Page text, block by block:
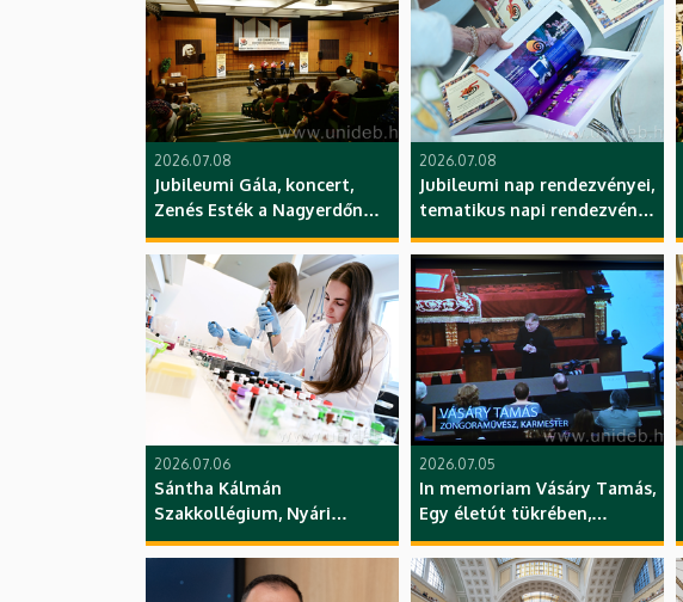
2026.07.08
Jubileumi Gála, koncert,
Zenés Esték a Nagyerdőn
hangversenysorozat, YMSA,
ZK, DE
2026.07.08
Jubileumi nap rendezvényei,
tematikus napi rendezvény,
YMSA, ZK, DE
2026.07.06
Sántha Kálmán
Szakkollégium, Nyári
Tudományos Tábor,
szakmai nap, ÁOK, KK, DE
2026.07.05
In memoriam Vásáry Tamás,
Egy életút tükrében,
koncertfilm vetítése, YMSA,
ZK, DE